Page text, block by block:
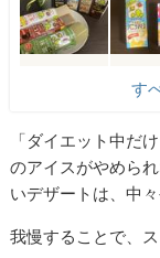
す
「ダイエット中だ
のアイスがやめら
いデザートは、中
我慢することで、